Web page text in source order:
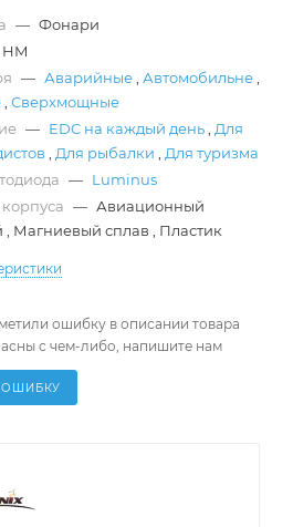
— Фонари
HM
— Аварийные Автомобильне
Сверхмощные
— EDC на каждый день
Для
Для рыбалки
Для туризма
— Luminus
— Авиационный
Магниевый сплав Пластик
ошибку в описании товара
с чем-либо, напишите нам
ОШИБКУ